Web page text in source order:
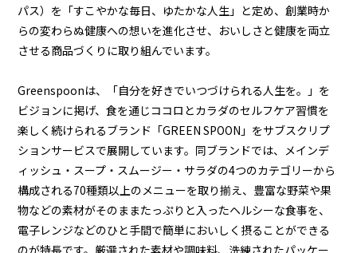
パス）を「すこやかな毎日、ゆたかな人生」と定め、創業時か
らの変わらぬ健康への想いを進化させ、おいしさと健康を両立
させる商品づくりに取り組んでいます。
Greenspoonは、「自分を好きでいつづけられる人生を。」を
ビジョンに掲げ、食を通じココロとカラダのセルフケア習慣を
楽しく続けられるブランド「GREEN SPOON」をサブスクリプ
ションサービスで展開しています。同ブランドでは、メインデ
ィッシュ・スープ・スムージー・サラダの4つのカテゴリーから
構成される70種類以上のメニューを取り揃え、豊富な野菜や果
物などの素材がそのままたっぷりと入ったヘルシーな食事を、
電子レンジなどのひと手間で簡単においしく摂ることができる
のが特長です。厳選された素材や調味料、洗練されたパッケー